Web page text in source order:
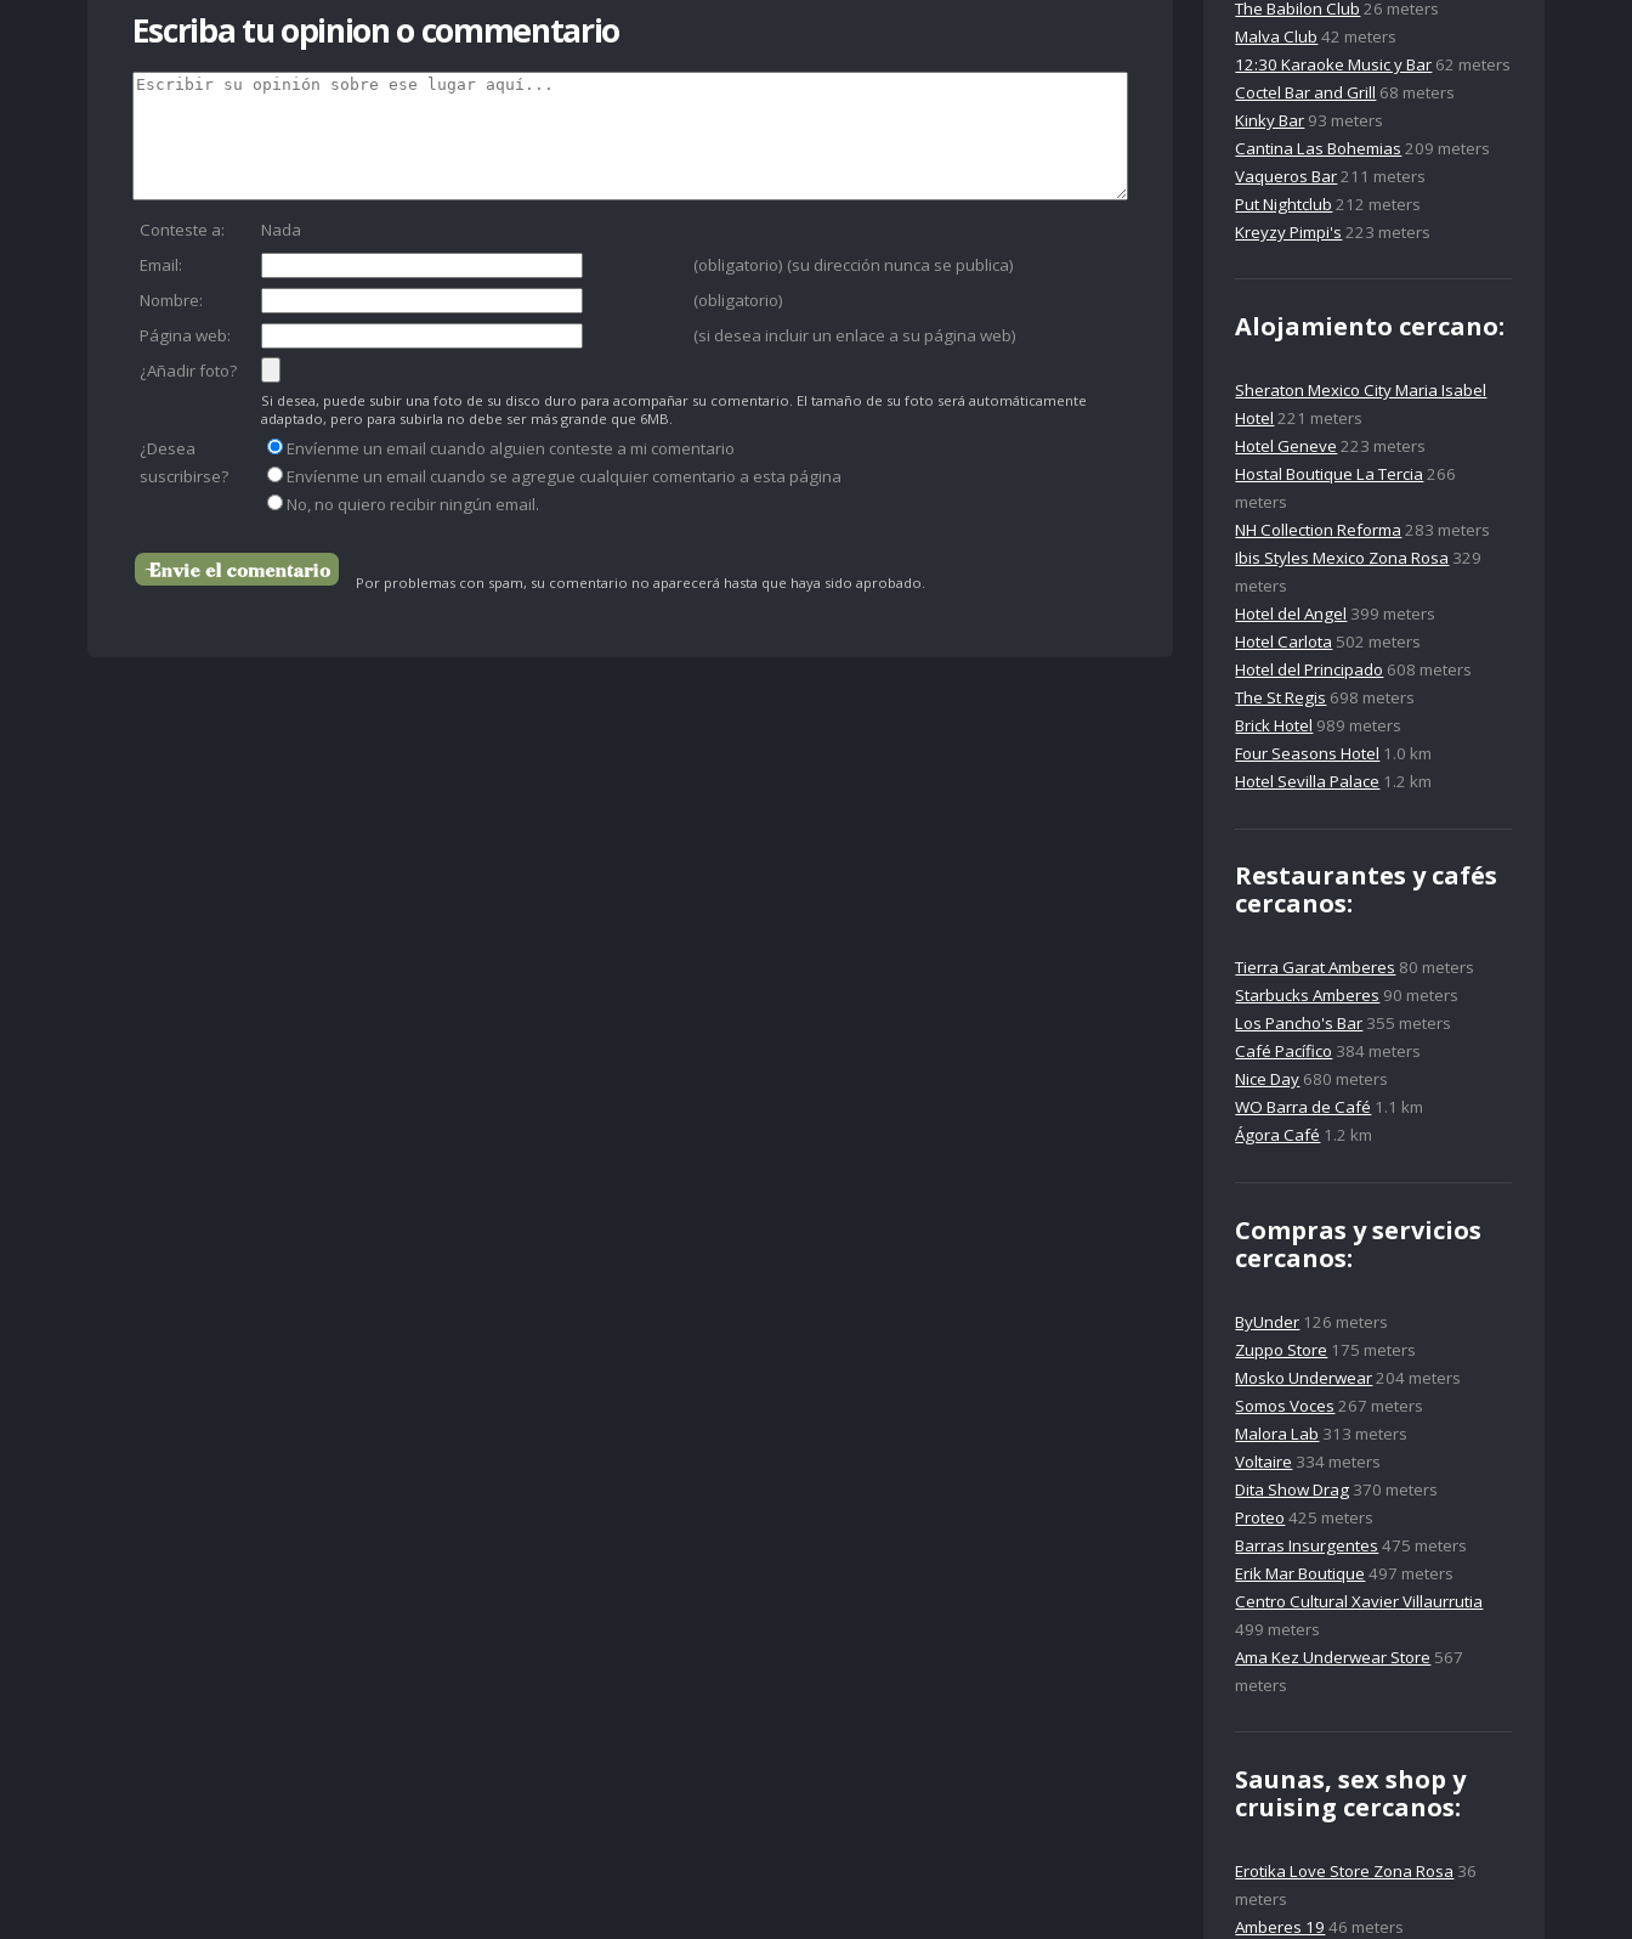
Escriba tu opinion o commentario
Conteste a:
Nada
Email:
(obligatorio) (su dirección nunca se publica)
Nombre:
(obligatorio)
Página web:
(si desea incluir un enlace a su página web)
¿Añadir foto?
Si desea, puede subir una foto de su disco duro para acompañar su comentario. El tamaño de su foto será automáticamente
adaptado, pero para subirla no debe ser más grande que 6MB.
¿Desea
suscribirse?
Envíenme un email cuando alguien conteste a mi comentario
Envíenme un email cuando se agregue cualquier comentario a esta página
No, no quiero recibir ningún email.
Por problemas con spam, su comentario no aparecerá hasta que haya sido aprobado.
The Babilon Club 26 meters
Malva Club 42 meters
12:30 Karaoke Music y Bar 62 meters
Coctel Bar and Grill 68 meters
Kinky Bar 93 meters
Cantina Las Bohemias 209 meters
Vaqueros Bar211 meters
Put Nightclub 212 meters
Kreyzy Pimpi's 223 meters
Alojamiento cercano:
Sheraton Mexico City Maria Isabel
Hotel 221 meters
Hotel Geneve 223 meters
Hostal Boutique La Tercia 266
meters
NH Collection Reforma 283 meters
Ibis Styles Mexico Zona Rosa 329
meters
Hotel del Angel 399 meters
Hotel Carlota 502 meters
Hotel del Principado 608 meters
The St Regis 698 meters
Brick Hotel 989 meters
Four Seasons Hotel 1.0 km
Hotel Sevilla Palace 1.2 km
Restaurantes y cafés
cercanos:
Tierra Garat Amberes 80 meters
Starbucks Amberes 90 meters
Los Pancho's Bar 355 meters
Café Pacífico 384 meters
Nice Day 680 meters
WO Barra de Café 1.1 km
Ágora Café 1.2 km
Compras y servicios
cercanos:
ByUnder 126 meters
Zuppo Store 175 meters
Mosko Underwear 204 meters
Somos Voces 267 meters
Malora Lab 313 meters
Voltaire 334 meters
Dita Show Drag 370 meters
Proteo 425 meters
Barras Insurgentes 475 meters
Erik Mar Boutique 497 meters
Centro Cultural Xavier Villaurrutia
499 meters
Ama Kez Underwear Store 567
meters
Saunas, sex shop y
cruising cercanos:
Erotika Love Store Zona Rosa 36
meters
Amberes 19 46 meters